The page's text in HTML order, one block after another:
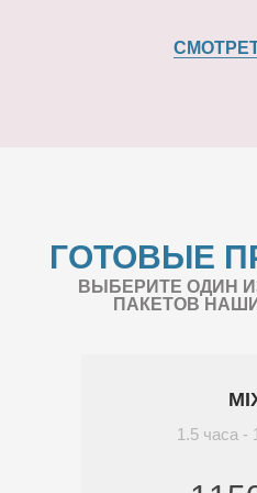
ГОТОВЫЕ
ВЫБЕРИТЕ ОДИН
ПАКЕТОВ
1.5 часа -